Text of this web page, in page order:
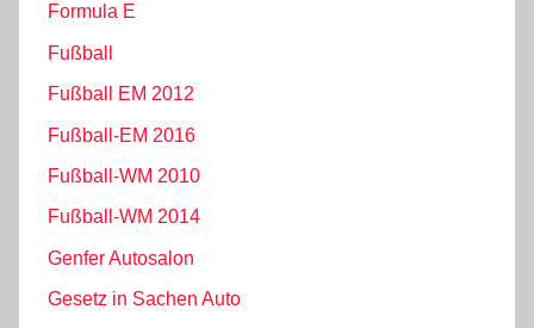
Formula E
Fußball
Fußball EM 2012
Fußball-EM 2016
Fußball-WM 2010
Fußball-WM 2014
Genfer Autosalon
Gesetz in Sachen Auto